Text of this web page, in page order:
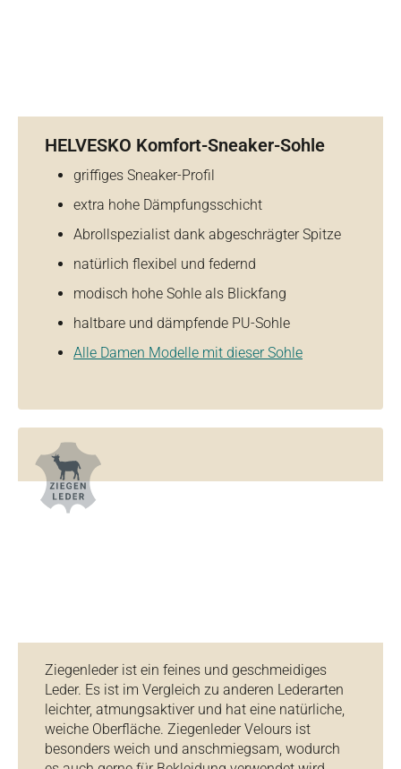
HELVESKO Komfort-Sneaker-Sohle
griffiges Sneaker-Profil
extra hohe Dämpfungsschicht
Abrollspezialist dank abgeschrägter Spitze
natürlich flexibel und federnd
modisch hohe Sohle als Blickfang
haltbare und dämpfende PU-Sohle
Alle Damen Modelle mit dieser Sohle
Ziegenleder ist ein feines und geschmeidiges
Leder. Es ist im Vergleich zu anderen Lederarten
leichter, atmungsaktiver und hat eine natürliche,
weiche Oberfläche. Ziegenleder Velours ist
besonders weich und anschmiegsam, wodurch